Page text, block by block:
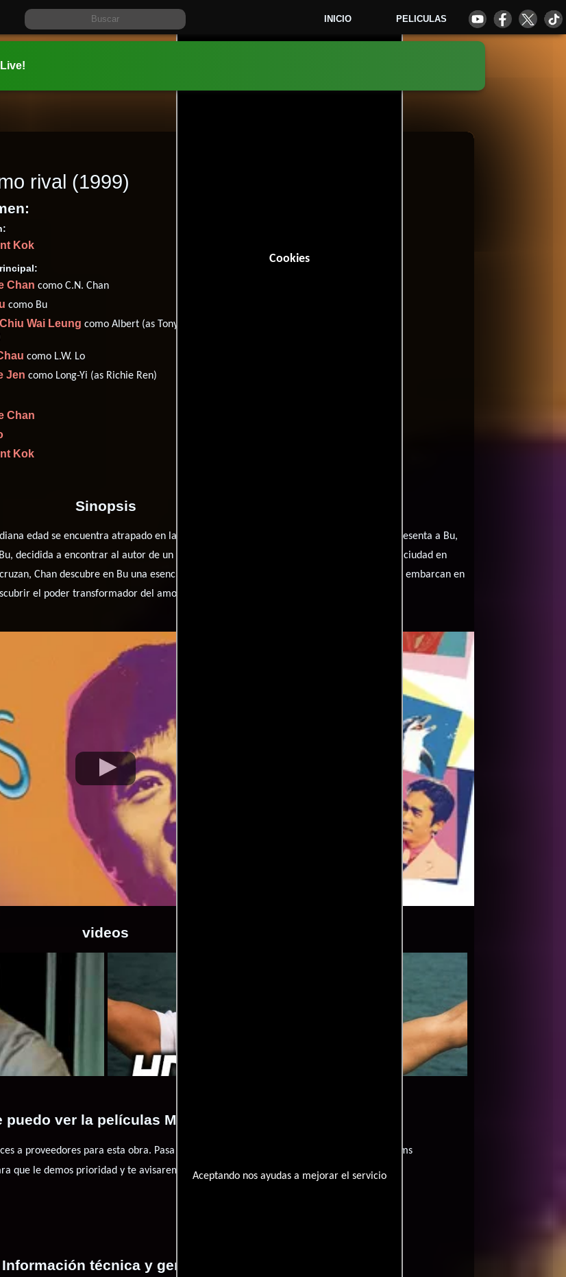
INICIO PELICULAS
Cookies
Aceptando nos ayudas a mejorar el servicio
rival (1999)
Kok
Chan como C.N. Chan
como Bu
Wai Leung como Albert (as Tony
como L.W. Lo
Jen como Long-Yi (as Richie Ren)
Chan
Kok
02 hr 1 min (121 minutos).
Sinopsis
edad se encuentra atrapado en la rutina de su vida laboral hasta que el destino le presenta a Bu,
decidida a encontrar al autor de un poema hallado en una botella en el mar, llega a la ciudad en
Chan descubre en Bu una esencia única que desafía su mundo ordenado. Juntos, se embarcan en
el poder transformador del amor.
videos
1999-02-06 Máximo rival 1999-02-06
puedo ver la películas Máximo rival?
a proveedores para esta obra. Pasa por nuestro catálogo de
y encuentra films
que le demos prioridad y te avisaremos cuando se encuentre disponible
Información técnica y general